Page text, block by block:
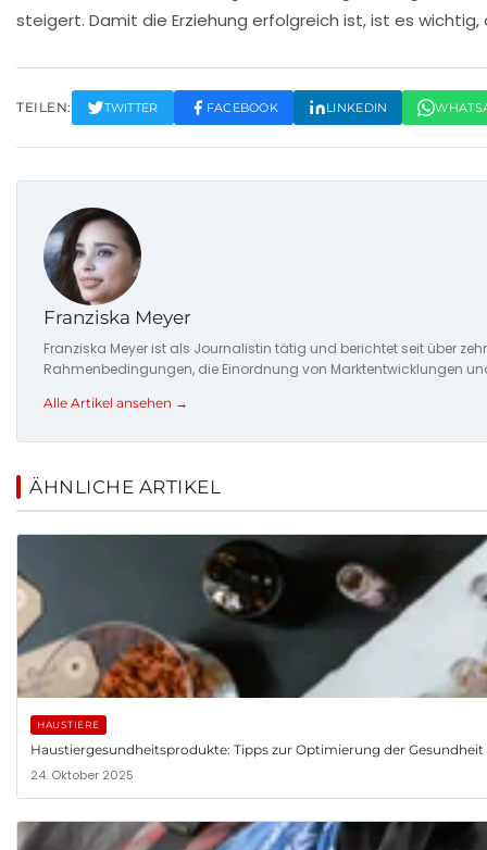
steigert. Damit die Erziehung erfolgreich ist, ist es
TEILEN: TWITTER FACEBOOK LINKEDIN
Franziska Meyer
Franziska Meyer ist als Journalistin tätig und berichtet seit über
Rahmenbedingungen, die Einordnung von Marktentwicklungen
Alle Artikel ansehen →
ÄHNLICHE ARTIKEL
HAUSTIERE
Haustiergesundheitsprodukte: Tipps zur Optimierung der Gesundheit
24. Oktober 2025